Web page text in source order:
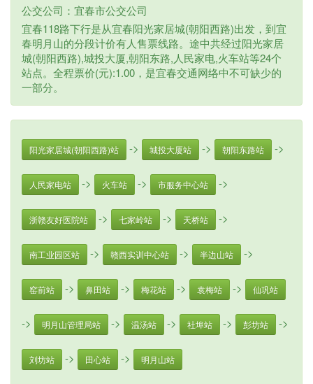
公交公司：宜春市公交公司
宜春118路下行是从宜春阳光家居城(朝阳西路)出发，到宜
春明月山的分段计价有人售票线路。途中共经过阳光家居
城(朝阳西路),城投大厦,朝阳东路,人民家电,火车站等24个
站点。全程票价(元):1.00，是宜春交通网络中不可缺少的
一部分。
阳光家居城(朝阳西路)站 -> 城投大厦站 -> 朝阳东路站 ->
人民家电站 -> 火车站 -> 市服务中心站 ->
浙赣友好医院站 -> 七家岭站 -> 天桥站 ->
南工业园区站 -> 赣西实训中心站 -> 半边山站 ->
窑前站 -> 鼻田站 -> 梅花站 -> 袁梅站 -> 仙巩站
-> 明月山管理局站 -> 温汤站 -> 社埠站 -> 彭坊站 ->
刘坊站 -> 田心站 -> 明月山站